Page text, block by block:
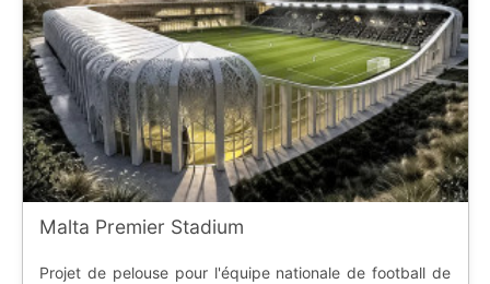
Malta Premier Stadium
Projet de pelouse pour l'équipe nationale de football de